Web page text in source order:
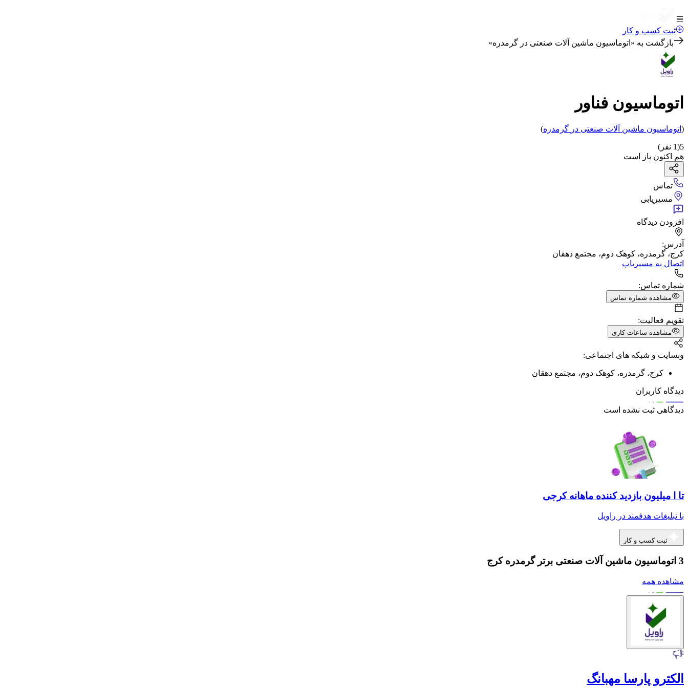
ثبت کسب و کار
بازگشت به « اتوماسیون ماشین آلات صنعتی در گرمدره»
اتوماسیون فناور
( اتوماسیون ماشین آلات صنعتی در گرمدره)
5
(
1 نفر)
هم اکنون باز است
تماس
مسیریابی
افزودن دیدگاه
آدرس:
کرج، گرمدره، کوهک دوم، مجتمع دهقان
اتصال به مسیریاب
شماره تماس:
مشاهده شماره تماس
تقویم فعالیت:
مشاهده ساعات کاری
وبسایت و شبکه های اجتماعی:
کرج، گرمدره، کوهک دوم، مجتمع دهقان
دیدگاه کاربران
دیدگاهی ثبت نشده است
تا ا میلیون بازدید کننده ماهانه کرجی
با تبلیغات هدفمند در راویل
ثبت کسب و کار
3 اتوماسیون ماشین آلات صنعتی برتر گرمدره کرج
مشاهده همه
الکترو پارسا مهبانگ